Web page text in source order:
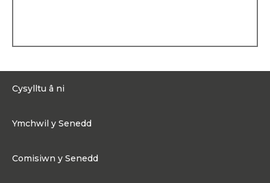
yn Ystalyfera, gyda chyfnod
Cysylltu â ni
Cysylltu â Senedd Cymru
Ymchwil y Senedd
Comisiwn y Senedd